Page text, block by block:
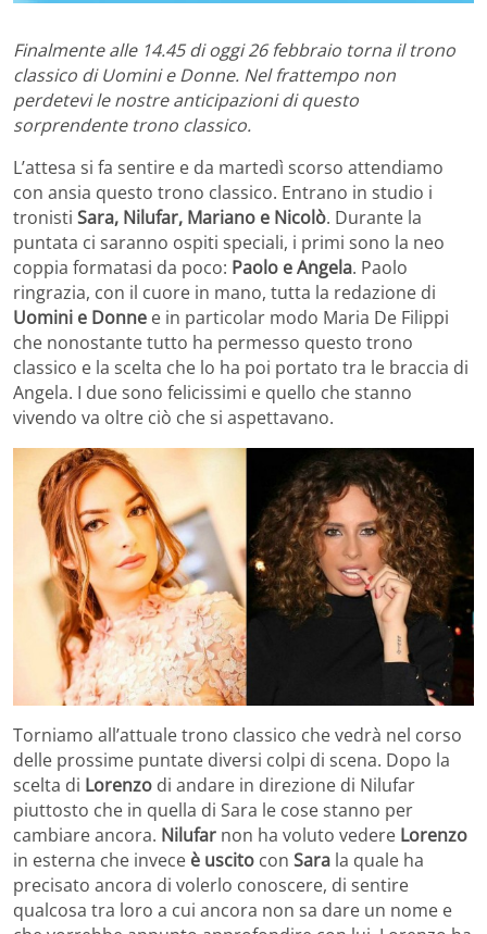
Finalmente alle 14.45 di oggi 26 febbraio torna il trono
classico di Uomini e Donne. Nel frattempo non
perdetevi le nostre anticipazioni di questo
sorprendente trono classico.
L’attesa si fa sentire e da martedì scorso attendiamo
con ansia questo trono classico. Entrano in studio i
tronisti Sara, Nilufar, Mariano e Nicolò. Durante la
puntata ci saranno ospiti speciali, i primi sono la neo
coppia formatasi da poco: Paolo e Angela. Paolo
ringrazia, con il cuore in mano, tutta la redazione di
Uomini e Donne e in particolar modo Maria De Filippi
che nonostante tutto ha permesso questo trono
classico e la scelta che lo ha poi portato tra le braccia di
Angela. I due sono felicissimi e quello che stanno
vivendo va oltre ciò che si aspettavano.
Torniamo all’attuale trono classico che vedrà nel corso
delle prossime puntate diversi colpi di scena. Dopo la
scelta di Lorenzo di andare in direzione di Nilufar
piuttosto che in quella di Sara le cose stanno per
cambiare ancora. Nilufar non ha voluto vedere Lorenzo
in esterna che invece è uscito con Sara la quale ha
precisato ancora di volerlo conoscere, di sentire
qualcosa tra loro a cui ancora non sa dare un nome e